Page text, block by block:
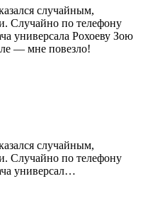
случайным,
Случайно по телефону
универсала Рохоеву Зою
— мне повезло!
случайным,
Случайно по телефону
универсал…